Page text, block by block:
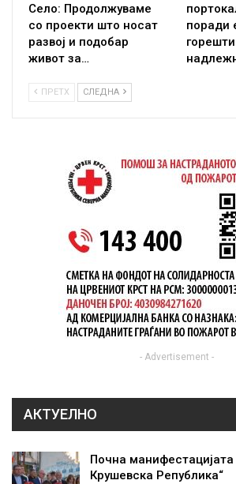
Село: Продолжуваме
со проекти што носат
развој и подобар
живот за…
поради
ПРЕТХ СЛЕДНА
- Advertisement -
АКТУЕЛНО
Почна манифестацијата
Крушевска Република“